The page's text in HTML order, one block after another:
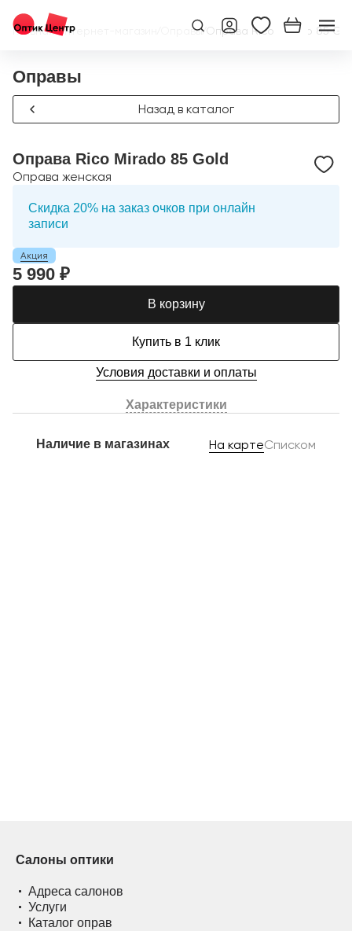
Главная/Интернет-магазин Оправы/Оправа Rico Mirado 85
Оправы
Назад в каталог
Оправа Rico Mirado 85 Gold
Оправа женская
Скидка 20% на заказ очков при онлайн
записи
Акция
5 990 ₽
В корзину
Купить в 1 клик
Условия доставки и оплаты
Характеристики
Наличие в магазинах На картеСписком
Салоны оптики
Адреса салонов
Услуги
Каталог оправ